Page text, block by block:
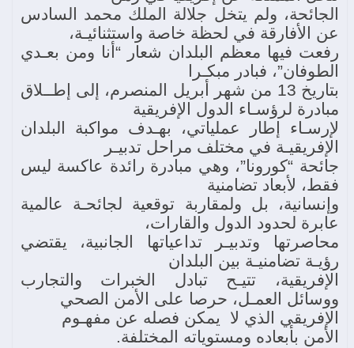
الجائحة، ولم يتخل جلالة الملك محمد السادس
عن الأفارقة في لحظة خاصة واستثنائيـة،
رفعت فيها معظم البلدان شعار “أنا ومن بعـدي
الطوفان”، فبادر مبكـرا
بتاريخ 13 من شهر أبريل المنصرم، إلى إطــلاق
مبادرة لرؤسـاء الدول الإفريقية
لإرسـاء إطار عملياتي، بهـدف مواكبة البلدان
الإفريقيـة في مختلف مراحل تدبيـر
جائحة “كورونا”، وهي مبادرة رائدة عاكسة ليس
فقط، لأبعاد تضامنية
وإنسانية، بل ولمقاربة توقعية لجائحـة عالمية
عابرة لحدود الدول والقارات،
محاصرتها وتدبيـر تداعياتها الجانبية، يقتضي
رؤيـة تضامنيـة بين البلدان
الإفريقية، تتيـح تبادل الخبرات والتجارب
ووسائل العمـل، حرصا على الأمن الصحي
الإفريقي الذي لا يمكن فصله عن مفهـوم
الأمن بأبعاده ومستوياته المختلفة.